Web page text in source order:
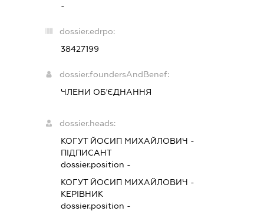
-
dossier.edrpo:
38427199
dossier.foundersAndBenef:
ЧЛЕНИ ОБ'ЄДНАННЯ
dossier.heads:
КОГУТ ЙОСИП МИХАЙЛОВИЧ -
ПІДПИСАНТ
dossier.position -
КОГУТ ЙОСИП МИХАЙЛОВИЧ -
КЕРІВНИК
dossier.position -